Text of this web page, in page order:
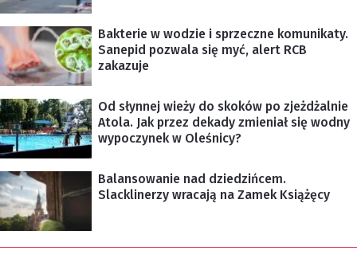
Bakterie w wodzie i sprzeczne komunikaty.
Sanepid pozwala się myć, alert RCB
zakazuje
Od słynnej wieży do skoków po zjeżdżalnie
Atola. Jak przez dekady zmieniał się wodny
wypoczynek w Oleśnicy?
Balansowanie nad dziedzińcem.
Slacklinerzy wracają na Zamek Książęcy